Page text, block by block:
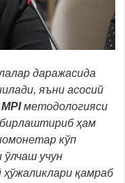
даражасида
яъни асосий
MPIметодологияси
бирлаштириб ҳам
кўп
ўлчаш учун
ҳўжаликлари қамраб